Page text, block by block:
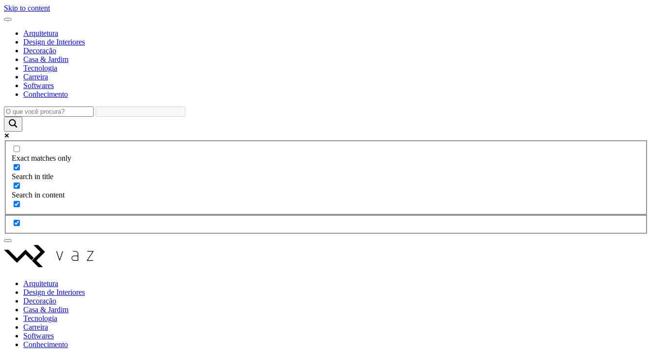
Skip to content
Arquitetura
Design de Interiores
Decoração
Casa & Jardim
Tecnologia
Carreira
Softwares
Conhecimento
Exact matches only
Search in title
Search in content
Arquitetura
Design de Interiores
Decoração
Casa & Jardim
Tecnologia
Carreira
Softwares
Conhecimento